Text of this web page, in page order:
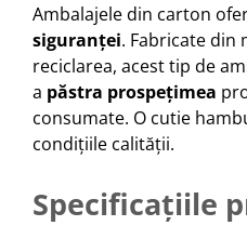
Ambalajele din carton
siguranței. Fabricate din
reciclarea, acest tip de
a păstra prospețimea
consumate. O cutie
condițiile calității.
Specificațiile